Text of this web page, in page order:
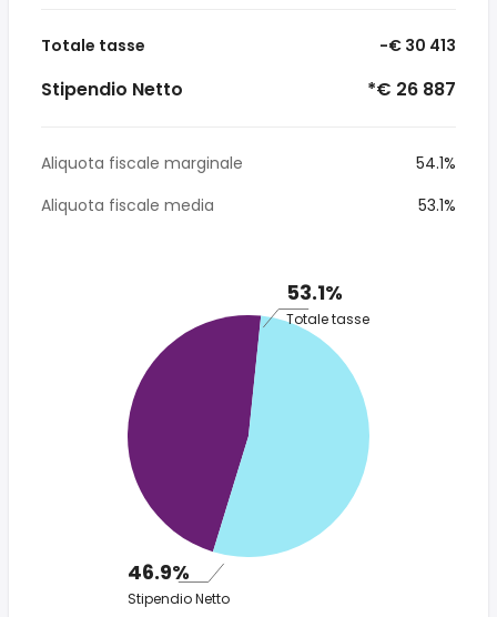
Totale tasse -€ 30 413
Stipendio Netto *€ 26 887
Aliquota fiscale marginale
54.1%
Aliquota fiscale media
53.1%
53.1%
Totale tasse
46.9%
Stipendio Netto